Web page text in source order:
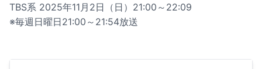
TBS系 2025年11月2日（日）21:00～22:09
※毎週日曜日21:00～21:54放送